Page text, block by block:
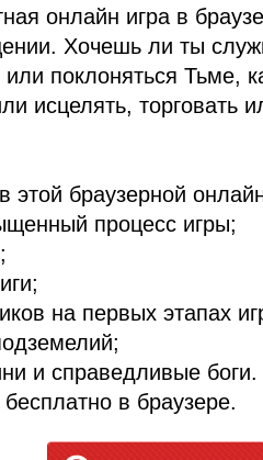
онлайн игра в
Хочешь ли ты
поклоняться Тьме,
исцелять, торговать
этой браузерной
процесс игры;
на первых этапах
и справедливые боги.
в браузере.